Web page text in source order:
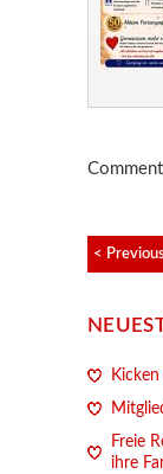
<
Freie
ihre